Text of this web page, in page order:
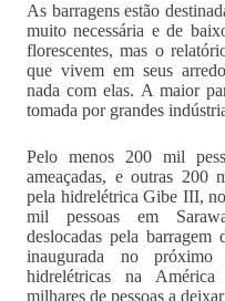
As barragens estão
muito necessária e de
florescentes, mas o
que vivem em seus
nada com elas. A maior
tomada por grandes
Pelo menos 200 mil
ameaçadas, e outras 200
pela hidrelétrica Gibe III,
mil pessoas em
deslocadas pela
inaugurada no
hidrelétricas na
milhares de pessoas a